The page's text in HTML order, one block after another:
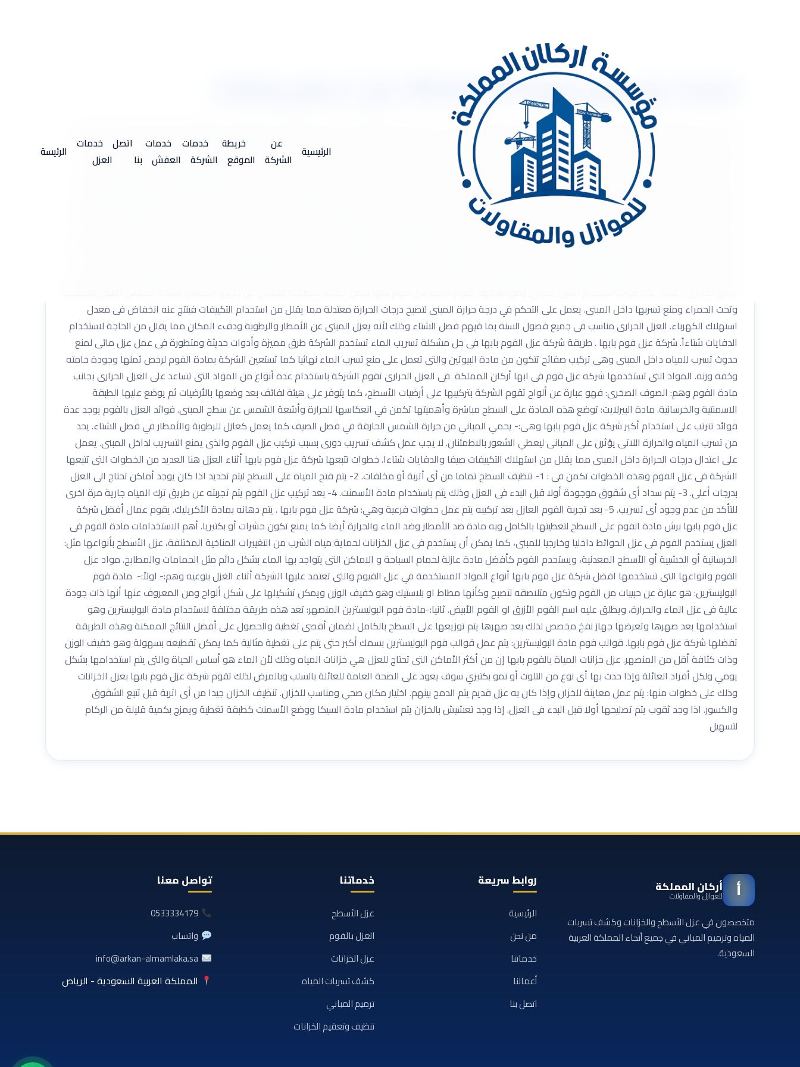
الرئيسية
عن
الشركة
خريطة
الموقع
خدمات
الشركة
خدمات
العفش
اتصل
بنا
خدمات
العزل
الرئيسة
شركة عزل فوم بابها 0533334179 عزل اسطح وخزانات
شركة عزل فوم بابها 0533334179 مع أفضل مواد العزل العالمية مع الضمان شركة عزل فوم بابها.. تقدم أفضل شركة عزل فوم بابها عروضها المستمرة لتقديم يد المساعدة
لكل سكان المملكة العربية السعودية وذلك لأنها تتعرض لارتفاع شديد في درجات الحرارة خلال فصل الصيف، كما تتعرض للأمطار الشديدة والسيول وكل هذه العوامل المتغيرة في
المناخ تؤثر سلبيا علي المباني الخرسانية مما قد يتسبب فى انهيارها لذلك تنصح الشركة المواطنين بتوخي الحذر واستخدام أساليب الوقاية لتفادى حدوث أى اثار تنتج على ذلك مثل
حدوث تسريب سواء كان تسريب حرارى ومائى. أفضل شركة عزل فوم بابها إن شركتنا متخصصة فى عمل جميع أنواع العزل وخاصة عزل الفوم فهو واحد من أهم أنواع العزل كما
تتميز الشركة بأنها تستخدم أحدث الاجهزة لعمل العزل كما أن لديها عمالة غير متوفر مثلها فى أى شركة أخرى، وحرصا منها على ضمان الراحة والسلامة لعملائها تقوم الشركة
بتقديم أحسن الخدمات بأقل الأسعار ليصبح الأمان باستخدام العزل فى متناول جميع ف ئات الشعب السعودى والقانطين بابها خصوصا، كما تقدم شركة عزل فوم بابها صيانة دورية
بعد تركيب العزل لضمان سلامته. شركة عزل فوم بابها. أنواع العزل فى شركة عزل فوم بأبها تستخدم شركة أركان المملكة العزل بأنواعه المختلفة وهما بالتحديد نوعان وهما:
أولا: العزل المائى:- تسبب هطول الأمطار وخصوصا السيول في عدة مشاكل ومن أهمهم على الإطلاق هو التسبب فى حدوث تسريب للمياه داخل المبانى وذلك لتجمع المياه فوق
وتحت الحمراء ومنع تسربها داخل المبنى. يعمل على التحكم في درجة حرارة المبنى لتصبح درجات الحرارة معتدلة مما يقلل من استخدام التكييفات فينتج عنه انخفاض فى معدل
استهلاك الكهرباء. العزل الحرارى مناسب فى جميع فصول السنة بما فيهم فصل الشتاء وذلك لأنه يعزل المبنى عن الأمطار والرطوبة ودفء المكان مما يقلل من الحاجة لاستخدام
الدفايات شتاءاً. شركة عزل فوم بابها . طريقة شركة عزل الفوم بابها فى حل مشكلة تسريب الماء تستخدم الشركة طرق مميزة وأدوات حديثة ومتطورة فى عمل عزل مائى لمنع
حدوث تسرب للمياه داخل المبنى وهى تركيب صفائح تتكون من مادة البيوتين والتى تعمل على منع تسرب الماء نهائيا كما تستعين الشركة بمادة الفوم لرخص ثمنها وجودة خامته
وخفة وزنه. المواد التى تستخدمها شركه عزل فوم فى ابها أركان المملكة فى العزل الحرارى تقوم الشركة باستخدام عدة أنواع من المواد التى تساعد على العزل الحرارى بجانب
مادة الفوم وهم: الصوف الصخرى: فهو عبارة عن ألواح تقوم الشركة بتركيبها على أرضيات الأسطح، كما يتوفر على هيئة لفائف بعد وضعها بالأرضيات ثم يوضع عليها الطبقة
الاسمنتية والخرسانية. مادة البيرلايت: توضع هذه المادة على السطح مباشرة وأهميتها تكمن في انعكاسها للحرارة وأشعة الشمس عن سطح المبنى. فوائد العزل بالفوم يوجد عدة
فوائد تترتب على استخدام أكبر شركة عزل فوم بابها وهى:- يحمي المباني من حرارة الشمس الحارقة في فصل الصيف كما يعمل كعازل للرطوبة والأمطار في فصل الشتاء. يحد
من تسرب المياه والحرارة اللاتى يؤثرن على المبانى ليعطي الشعور بالاطمئنان. لا يجب عمل كشف تسريب دورى بسبب تركيب عزل الفوم والذى يمنع التسريب لداخل المبنى. يعمل
على اعتدال درجات الحرارة داخل المبنى مما يقلل من استهلاك التكييفات صيفا والدفايات شتاءا. خطوات تتبعها شركة عزل فوم بابها أثناء العزل هنا العديد من الخطوات التى تتبعها
الشركة فى عزل الفوم وهذه الخطوات تكمن فى : 1- تنظيف السطح تماما من أى أتربة أو مخلفات. 2- يتم فتح المياه على السطح ليتم تحديد اذا كان يوجد أماكن تحتاج الى العزل
بدرجات أعلى. 3- يتم سداد أى شقوق موجودة أولا قبل البدء فى العزل وذلك يتم باستخدام مادة الأسمنت. 4- بعد تركيب عزل الفوم يتم تجربته عن طريق ترك المياه جارية مرة اخرى
للتأكد من عدم وجود أى تسريب. 5- بعد تجربة الفوم العازل بعد تركيبه يتم عمل خطوات فرعية وهي: شركة عزل فوم بابها . يتم دهانه بمادة الأكريليك. يقوم عمال أفضل شركة
عزل فوم بابها برش مادة الفوم على السطح لتغطيتها بالكامل وبه مادة ضد الأمطار وضد الماء والحرارة أيضا كما يمنع تكون حشرات أو بكتيريا. أهم الاستخدامات مادة الفوم فى
العزل يستخدم الفوم فى عزل الحوائط داخليا وخارجيا للمبنى، كما يمكن أن يستخدم فى عزل الخزانات لحماية مياه الشرب من التغييرات المناخية المختلفة، عزل الأسطح بأنواعها مثل:
الخرسانية أو الخشبية أو الأسطح المعدنية، ويستخدم الفوم كأفضل مادة عازلة لحمام السباحة و الاماكن التى يتواجد بها الماء بشكل دائم مثل الحمامات والمطابخ. مواد عزل
الفوم وانواعها التى تستخدمها افضل شركة عزل فوم بابها أنواع المواد المستخدمة في عزل الفيوم والتى تعتمد عليها الشركة أثناء الغزل بنوعيه وهم:- اولاً:- مادة فوم
البوليسترين: هو عبارة عن حبيبات من الفوم وتكون متلاصقه لتصبح وكأنها مطاط او بلاستيك وهو خفيف الوزن ويمكن تشكيلها على شكل ألواح ومن المعروف عنها أنها ذات جودة
عالية فى عزل الماء والحرارة، ويطلق عليه اسم الفوم الأزرق او الفوم الأبيض. ثانيا:-مادة فوم البوليسترين المنصهر: تعد هذه طريقة مختلفة لاستخدام مادة البوليسترين وهو
استخدامها بعد صهرها وتعرضها جهاز نفخ مخصص لذلك بعد صهرها يتم توزيعها على السطح بالكامل لضمان أقصى تغطية والحصول على أفضل النتائج الممكنة وهذه الطريقة
تفضلها شركة عزل فوم بابها. قوالب فوم مادة البوليسترين: يتم عمل قوالب فوم البوليسترين بسمك أكبر حتى يتم على تغطية مثالية كما يمكن تقطيعه بسهولة وهو خفيف الوزن
وذات كثافة أقل من المنصهر. عزل خزانات المياة بالفوم بابها إن من أكثر الأماكن التى تحتاج للعزل هي خزانات المياه وذلك لأن الماء هو أساس الحياة والتى يتم استخدامها بشكل
يومي ولكل أفراد العائلة وإذا حدث بها أى نوع من التلوث أو نمو بكتيري سوف يعود على الصحة العامة للعائلة بالسلب وبالمرض لذلك تقوم شركة عزل فوم بابها بعزل الخزانات
وذلك على خطوات منها: يتم عمل معاينة للخزان وإذا كان به عزل قديم يتم الدمج بينهم. اختيار مكان صحي ومناسب للخزان. تنظيف الخزان جيدا من أى اتربة قبل تتبع الشقوق
والكسور. اذا وجد ثقوب يتم تصليحها أولا قبل البدء فى العزل. إذا وجد تعشيش بالخزان يتم استخدام مادة السيكا ووضع الأسمنت كطبقة تغطية ويمزج بكمية قليلة من الركام
لتسهيل
أ أركان المملكة
للعوازل والمقاولات
متخصصون في عزل الأسطح والخزانات وكشف تسربات
المياه وترميم المباني في جميع أنحاء المملكة العربية
السعودية.
روابط سريعة
الرئيسية
من نحن
خدماتنا
أعمالنا
اتصل بنا
خدماتنا
عزل الأسطح
العزل بالفوم
عزل الخزانات
كشف تسربات المياه
ترميم المباني
تنظيف وتعقيم الخزانات
تواصل معنا
0533334179
واتساب
info@arkan-almamlaka.sa
المملكة العربية السعودية - الرياض